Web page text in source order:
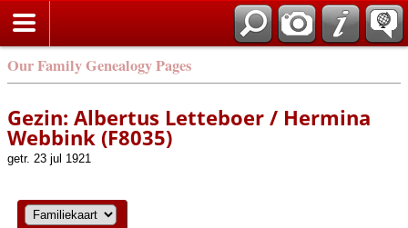
Our Family Genealogy Pages
Gezin: Albertus Letteboer / Hermina
Webbink (F8035)
getr. 23 jul 1921